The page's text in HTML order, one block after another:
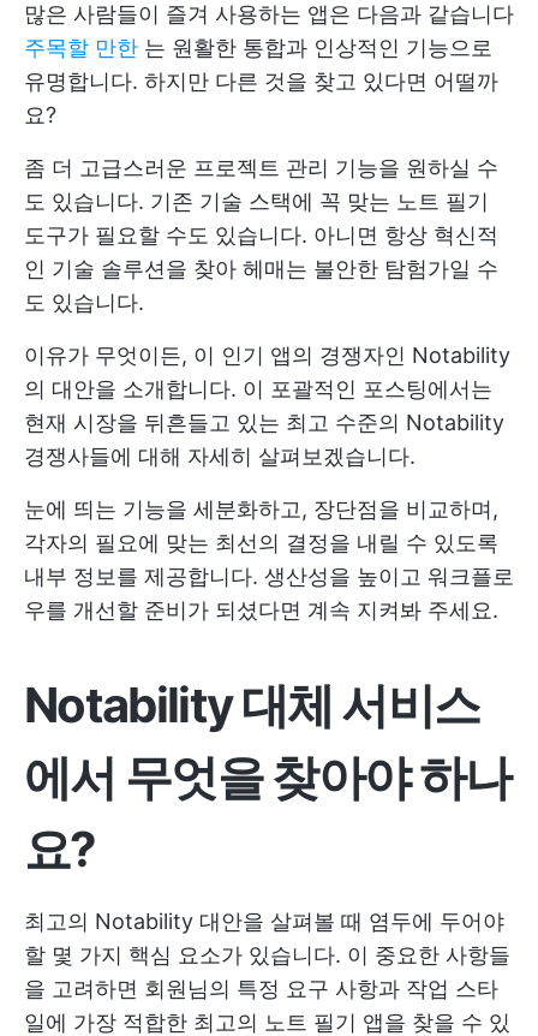
많은 사람들이 즐겨 사용하는 앱은 다음과 같습니다
주목할 만한 는 원활한 통합과 인상적인 기능으로
유명합니다. 하지만 다른 것을 찾고 있다면 어떨까
요?
좀 더 고급스러운 프로젝트 관리 기능을 원하실 수
도 있습니다. 기존 기술 스택에 꼭 맞는 노트 필기
도구가 필요할 수도 있습니다. 아니면 항상 혁신적
인 기술 솔루션을 찾아 헤매는 불안한 탐험가일 수
도 있습니다.
이유가 무엇이든, 이 인기 앱의 경쟁자인 Notability
의 대안을 소개합니다. 이 포괄적인 포스팅에서는
현재 시장을 뒤흔들고 있는 최고 수준의 Notability
경쟁사들에 대해 자세히 살펴보겠습니다.
눈에 띄는 기능을 세분화하고, 장단점을 비교하며,
각자의 필요에 맞는 최선의 결정을 내릴 수 있도록
내부 정보를 제공합니다. 생산성을 높이고 워크플로
우를 개선할 준비가 되셨다면 계속 지켜봐 주세요.
Notability 대체 서비스
에서 무엇을 찾아야 하나
요?
최고의 Notability 대안을 살펴볼 때 염두에 두어야
할 몇 가지 핵심 요소가 있습니다. 이 중요한 사항들
을 고려하면 회원님의 특정 요구 사항과 작업 스타
일에 가장 적합한 최고의 노트 필기 앱을 찾을 수 있